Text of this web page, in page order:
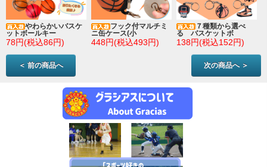
やわらかいバスケ
ットボールキー
78円(税込86円)
フック付マルチミ
ニ缶ケース(小
448円(税込493円)
７種類から選べ
る バスケットボ
138円(税込152円)
＜ 前の商品へ 次の商品へ ＞